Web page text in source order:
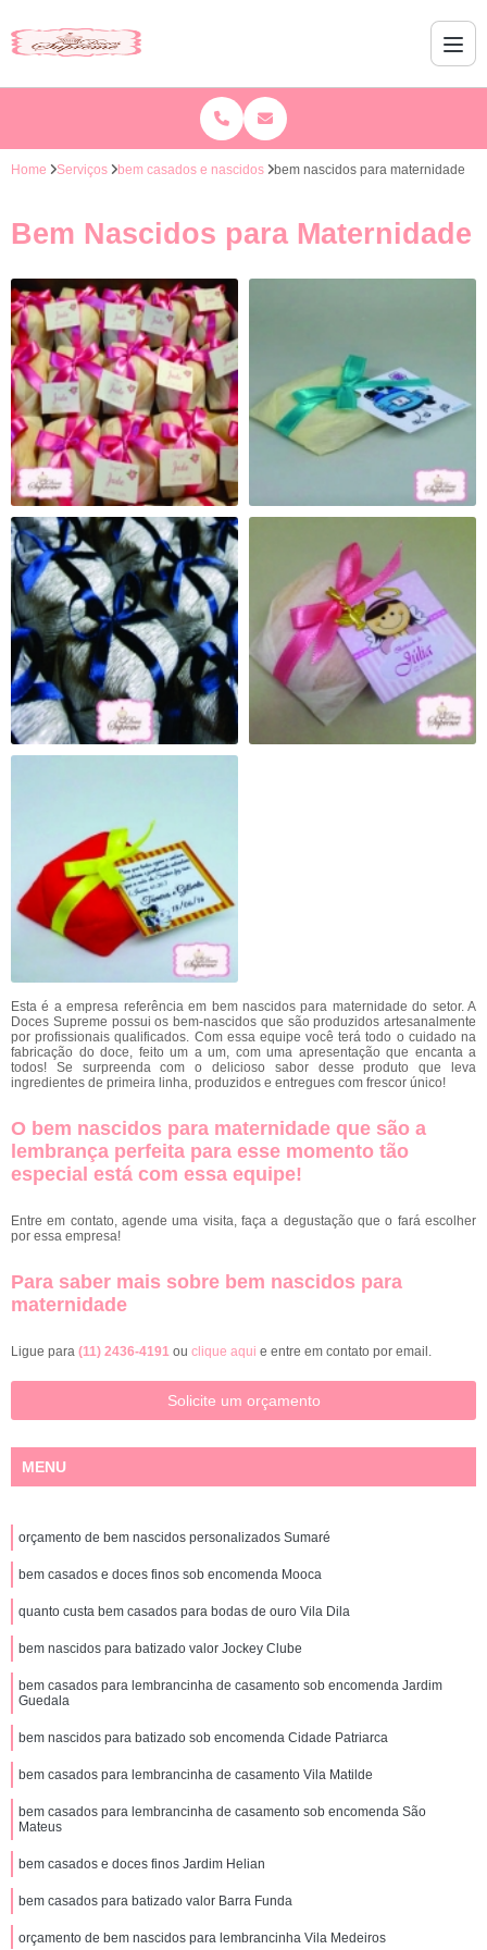
Home Serviços bem casados e nascidos bem nascidos para maternidade
Bem Nascidos para Maternidade
Esta é a empresa referência em bem nascidos para maternidade do setor. A
Doces Supreme possui os bem-nascidos que são produzidos artesanalmente
por profissionais qualificados. Com essa equipe você terá todo o cuidado na
fabricação do doce, feito um a um, com uma apresentação que encanta a
todos! Se surpreenda com o delicioso sabor desse produto que leva
ingredientes de primeira linha, produzidos e entregues com frescor único!
O bem nascidos para maternidade que são a
lembrança perfeita para esse momento tão
especial está com essa equipe!
Entre em contato, agende uma visita, faça a degustação que o fará escolher
por essa empresa!
Para saber mais sobre bem nascidos para
maternidade
Ligue para (11) 2436-4191 ou clique aqui e entre em contato por email.
Solicite um orçamento
MENU
orçamento de bem nascidos personalizados Sumaré
bem casados e doces finos sob encomenda Mooca
quanto custa bem casados para bodas de ouro Vila Dila
bem nascidos para batizado valor Jockey Clube
bem casados para lembrancinha de casamento sob encomenda Jardim
Guedala
bem nascidos para batizado sob encomenda Cidade Patriarca
bem casados para lembrancinha de casamento Vila Matilde
bem casados para lembrancinha de casamento sob encomenda São
Mateus
bem casados e doces finos Jardim Helian
bem casados para batizado valor Barra Funda
orçamento de bem nascidos para lembrancinha Vila Medeiros